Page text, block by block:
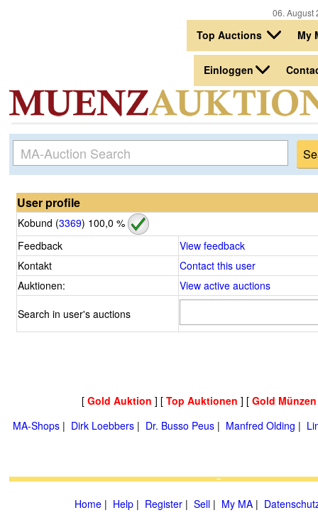
06.
Top Auctions My
Einloggen
User profile
Kobund (3369) 100,0 %
Feedback
View feedback
Kontakt
Contact this user
Auktionen:
View active auctions
Search in user's auctions
[ Gold Auktion ] [ Top Auktionen ] [ Gold
MA-Shops | Dirk Loebbers | Dr. Busso Peus | Manfred Olding |
Home | Help | Register | Sell | My MA |